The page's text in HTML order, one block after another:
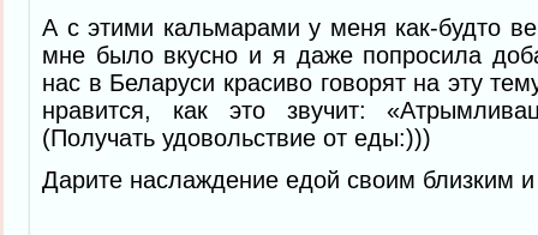
А с этими кальмарами у меня как-будто
мне было вкусно и я даже попросила
нас в Беларуси красиво говорят на эту
нравится, как это звучит:
(Получать удовольствие от еды:)))
Дарите наслаждение едой своим близким